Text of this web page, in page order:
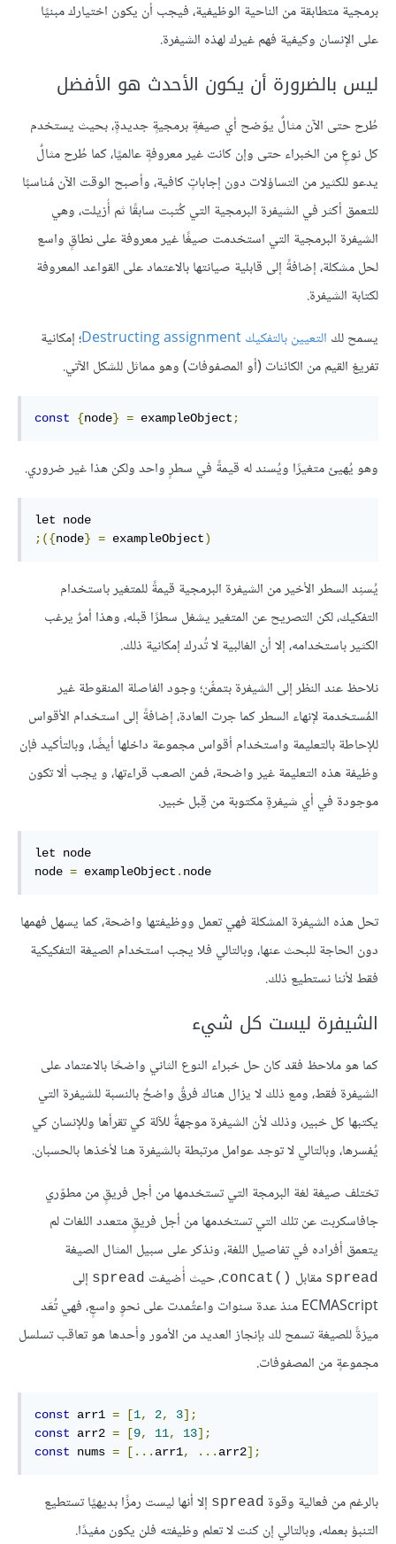
برمجية متطابقة من الناحية الوظيفية، فيجب أن يكون اختيارك مبنيًا
على الإنسان وكيفية فهم غيرك لهذه الشيفرة.
ليس بالضرورة أن يكون الأحدث هو الأفضل
طُرح حتى الآن مثالٌ يوّضح أي صيغةٍ برمجيةٍ جديدةٍ، بحيث يستخدم
كل نوعٍ من الخبراء حتى وإن كانت غير معروفةٍ عالميًا، كما طُرح مثالٌ
يدعو للكثير من التساؤلات دون إجاباتٍ كافية، وأصبح الوقت الآن مُناسبًا
للتعمق أكثر في الشيفرة البرمجية التي كُتبت سابقًا ثم أُزيلت، وهي
الشيفرة البرمجية التي استخدمت صيغًا غير معروفة على نطاقٍ واسع
لحل مشكلة، إضافةً إلى قابلية صيانتها بالاعتماد على القواعد المعروفة
لكتابة الشيفرة.
يسمح لك التعيين بالتفكيك Destructing assignment
؛ إمكانية
تفريغ القيم من الكائنات (أو المصفوفات) وهو مماثل للشكل الآتي.
const {node} = exampleObject;
وهو يُهيئ متغيرًا ويُسند له قيمةً في سطرٍ واحد ولكن هذا غير ضروري.
;({node} = exampleObject)
يُسنِد السطر الأخير من الشيفرة البرمجية قيمةً للمتغير باستخدام
التفكيك، لكن التصريح عن المتغير يشغل سطرًا قبله، وهذا أمرٌ يرغب
الكثير باستخدامه، إلا أن الغالبية لا تُدرك إمكانية ذلك.
نلاحظ عند النظر إلى الشيفرة بتمعُّن؛ وجود الفاصلة المنقوطة غير
المُستخدمة لإنهاء السطر كما جرت العادة، إضافةً إلى استخدام الأقواس
للإحاطة بالتعليمة واستخدام أقواس مجموعة داخلها أيضًا، وبالتأكيد فإن
وظيفة هذه التعليمة غير واضحة، فمن الصعب قراءتها، و يجب ألا تكون
موجودة في أي شيفرةٍ مكتوبة من قِبل خبير.
let node
node = exampleObject . node
تحل هذه الشيفرة المشكلة فهي تعمل ووظيفتها واضحة، كما يسهل فهمها
دون الحاجة للبحث عنها، وبالتالي فلا يجب استخدام الصيغة التفكيكية
فقط لأننا نستطيع ذلك.
الشيفرة ليست كل شيء
كما هو ملاحظ فقد كان حل خبراء النوع الثاني واضحًا بالاعتماد على
الشيفرة فقط، ومع ذلك لا يزال هناك فرقٌ واضحٌ بالنسبة للشيفرة التي
يكتبها كل خبير، وذلك لأن الشيفرة موجهةٌ للآلة كي تقرأها وللإنسان كي
يُفسرها، وبالتالي لا توجد عوامل مرتبطة بالشيفرة هنا لأخذها بالحسبان.
تختلف صيغة لغة البرمجة التي تستخدمها من أجل فريقٍ من مطوّري
جافاسكربت عن تلك التي تستخدمها من أجل فريقٍ متعدد اللغات لم
يتعمق أفراده في تفاصيل اللغة، ونذكر على سبيل المثال الصيغة
spread مقابل concat()‎، حيث أُضيفت spread إلى
ECMAScript منذ عدة سنوات واعتُمدت على نحوٍ واسعٍ، فهي تُعَد
ميزةً للصيغة تسمح لك بإنجاز العديد من الأمور وأحدها هو تعاقب تسلسل
مجموعةٍ من المصفوفات.
const arr1 = [1, 2, 3];
const arr2 = [9, 11, 13];
const nums = [... arr1, ... arr2];
بالرغم من فعالية وقوة spread إلا أنها ليست رمزًا بديهيًا تستطيع
التنبؤ بعمله، وبالتالي إن كنت لا تعلم وظيفته فلن يكون مفيدًا.